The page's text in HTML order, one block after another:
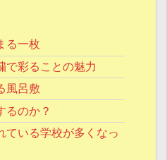
る一枚
で彩ることの魅力
風呂敷
るのか？
ている学校が多くなっ